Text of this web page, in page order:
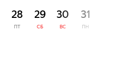
28
ПТ
29
СБ
30
ВС
31
ПН